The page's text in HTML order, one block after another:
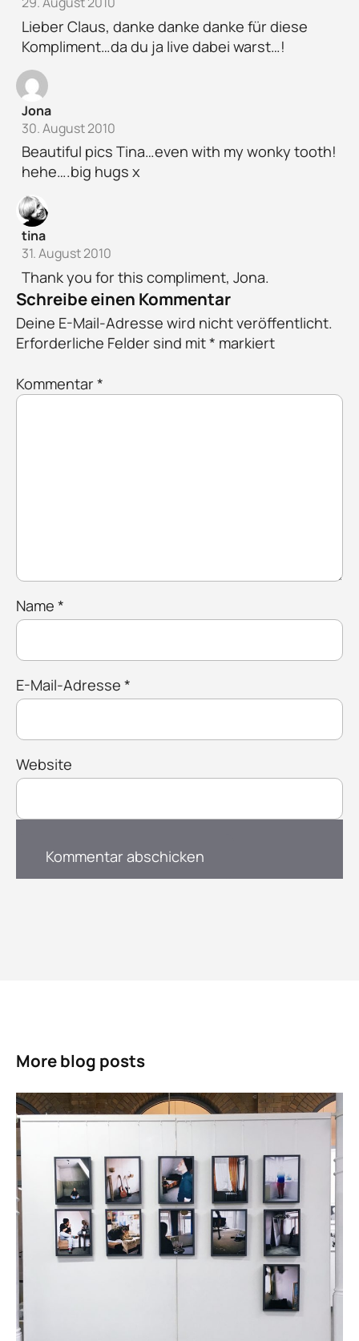
Lieber Claus, danke danke danke für diese
Kompliment…da du ja live dabei warst…!
Jona
30. August 2010
Beautiful pics Tina…even with my wonky tooth!
hehe….big hugs x
tina
31. August 2010
Thank you for this compliment, Jona.
Schreibe einen Kommentar
Deine E-Mail-Adresse wird nicht veröffentlicht.
Erforderliche Felder sind mit* markiert
Kommentar *
Name *
E-Mail-Adresse *
Website
More blog posts